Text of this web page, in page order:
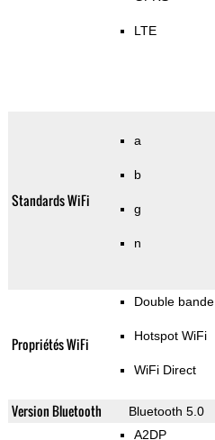
LTE
Standards WiFi
a
b
g
n
Propriétés WiFi
Double bande
Hotspot WiFi
WiFi Direct
Version Bluetooth Bluetooth 5.0
A2DP